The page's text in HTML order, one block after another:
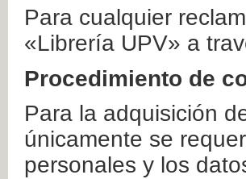
Para cualquier
«Librería UPV» a
Procedimiento de
Para la adquisición
únicamente se
personales y los